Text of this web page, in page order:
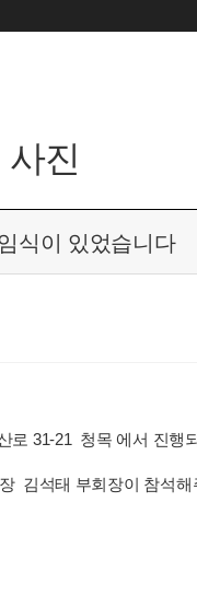
진
식이 있었습니다
31-21 청목 에서 진행
김석태 부회장이 참석해